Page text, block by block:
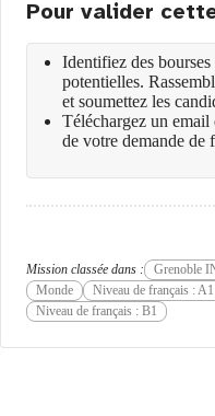
Pour valider
Identifiez des
potentielles.
et soumettez les
Téléchargez un
de votre demande de
Mission classée dans : Grenoble
Monde
Niveau de français : A1
Niveau de français : B1